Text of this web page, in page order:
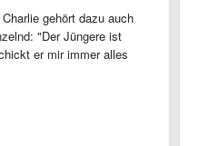
gehört dazu auch
"Der Jüngere ist
er mir immer alles